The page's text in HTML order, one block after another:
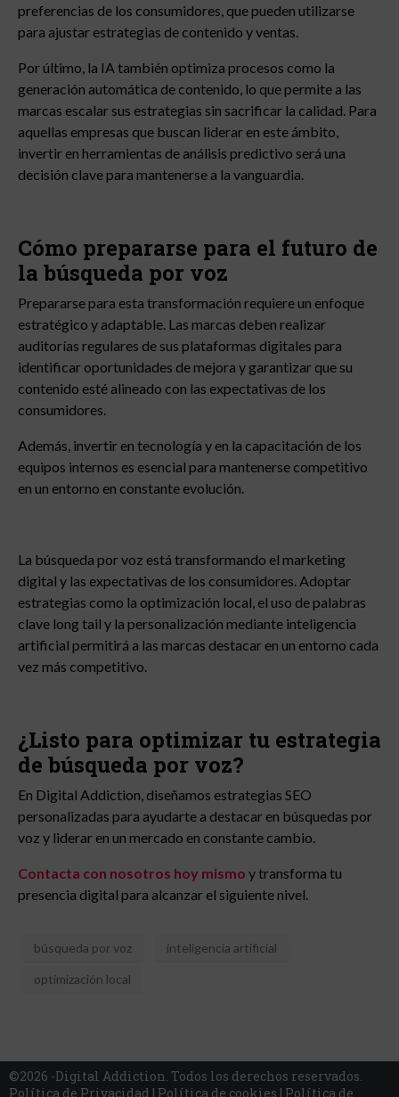
preferencias de los consumidores, que pueden utilizarse
para ajustar estrategias de contenido y ventas.
Por último, la IA también optimiza procesos como la
generación automática de contenido, lo que permite a las
marcas escalar sus estrategias sin sacrificar la calidad. Para
aquellas empresas que buscan liderar en este ámbito,
invertir en herramientas de análisis predictivo será una
decisión clave para mantenerse a la vanguardia.
Cómo prepararse para el futuro de
la búsqueda por voz
Prepararse para esta transformación requiere un enfoque
estratégico y adaptable. Las marcas deben realizar
auditorías regulares de sus plataformas digitales para
identificar oportunidades de mejora y garantizar que su
contenido esté alineado con las expectativas de los
consumidores.
Además, invertir en tecnología y en la capacitación de los
equipos internos es esencial para mantenerse competitivo
en un entorno en constante evolución.
La búsqueda por voz está transformando el marketing
digital y las expectativas de los consumidores. Adoptar
estrategias como la optimización local, el uso de palabras
clave long tail y la personalización mediante inteligencia
artificial permitirá a las marcas destacar en un entorno cada
vez más competitivo.
¿Listo para optimizar tu estrategia
de búsqueda por voz?
En Digital Addiction, diseñamos estrategias SEO
personalizadas para ayudarte a destacar en búsquedas por
voz y liderar en un mercado en constante cambio.
Contacta con nosotros hoy mismo y transforma tu
presencia digital para alcanzar el siguiente nivel.
búsqueda por voz inteligencia artificial
optimización local
©2026 -Digital Addiction. Todos los derechos reservados.
Política de Privacidad | Política de cookies | Política de